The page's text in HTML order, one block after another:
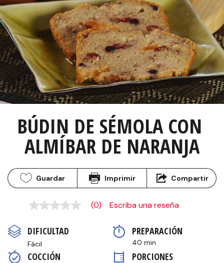
BÚDIN DE SÉMOLA CON
ALMÍBAR DE NARANJA
Guardar Imprimir Compartir
Sin
en
la
misma
página.
(0) Escriba una reseña
DIFICULTAD
Fácil
PREPARACIÓN
40 min
COCCIÓN PORCIONES